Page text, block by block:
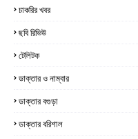
চাকরির খবর
ছবি রিভিউ
টেলিটক
ডাক্তার ও নাম্বার
ডাক্তার বগুড়া
ডাক্তার বরিশাল